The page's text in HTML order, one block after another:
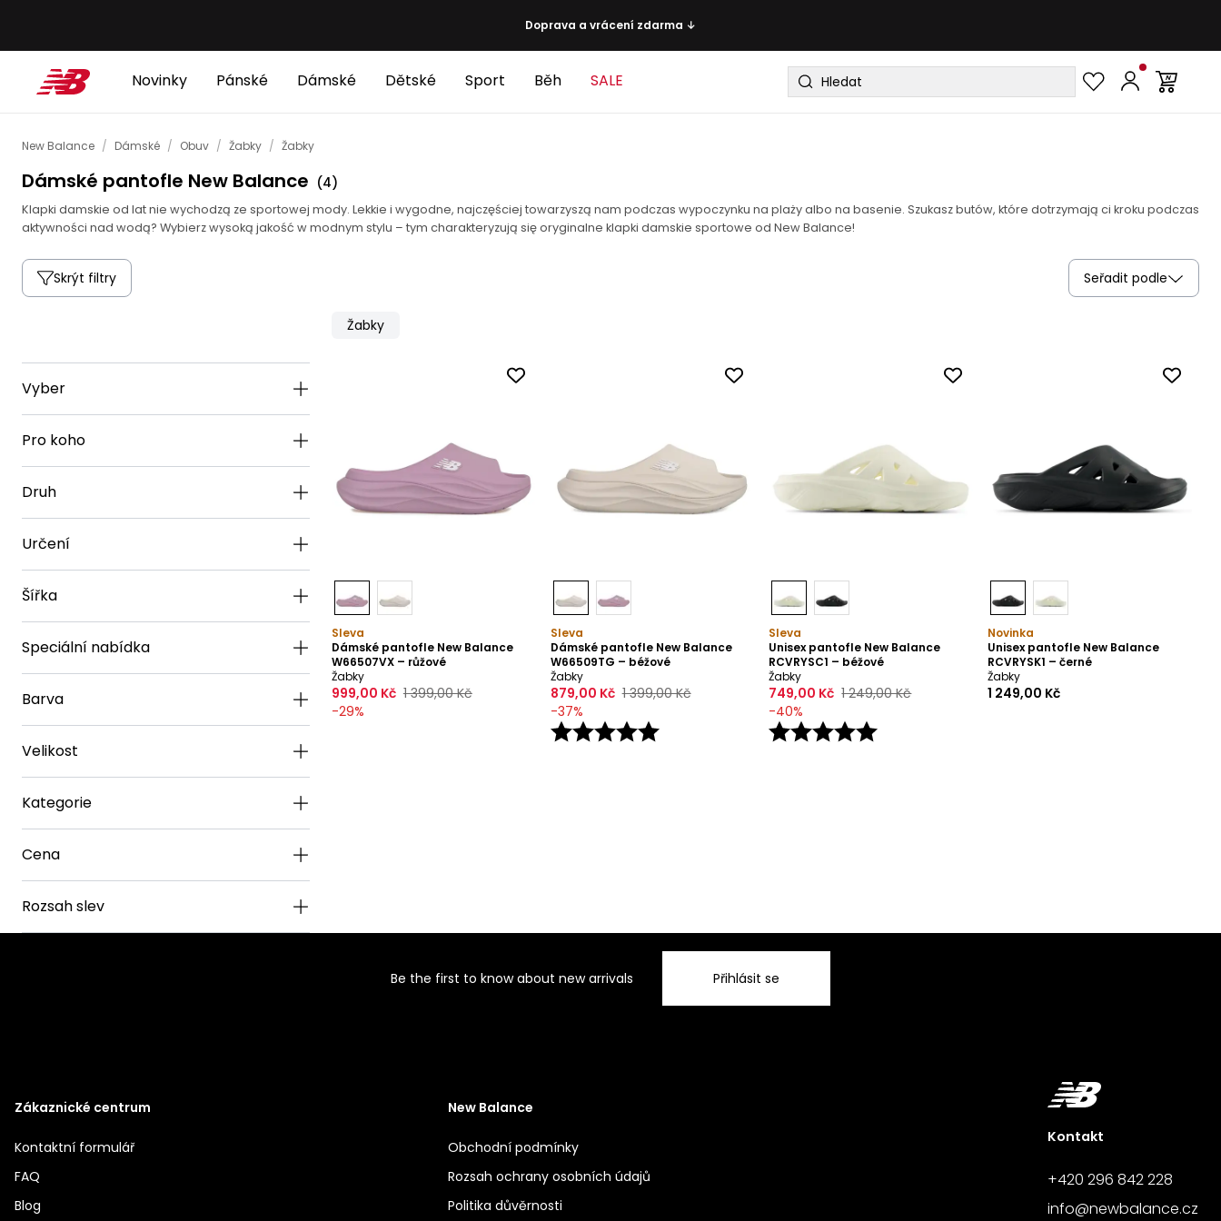
Doprava a vrácení zdarma ↓
Novinky Pánské Dámské Dětské Sport Běh SALE
New Balance / Dámské / Obuv / Žabky / Žabky
Dámské pantofle New Balance (4)
Klapki damskie od lat nie wychodzą ze sportowej mody. Lekkie i wygodne, najczęściej towarzyszą nam podczas wypoczynku na plaży albo na basenie. Szukasz butów, które dotrzymają ci kroku podczas
aktywności nad wodą? Wybierz wysoką jakość w modnym stylu – tym charakteryzują się oryginalne klapki damskie sportowe od New Balance!
Skrýt filtry Seřadit podle
Vyber
Pro koho
Druh
Určení
Šířka
Speciální nabídka
Barva
Velikost
Kategorie
Cena
Rozsah slev
Žabky
Sleva
Dámské pantofle New Balance
W66507VX – růžové
Žabky
999,00 Kč 1 399,00 Kč
-29%
Sleva
Dámské pantofle New Balance
W66509TG – béžové
Žabky
879,00 Kč 1 399,00 Kč
-37%
Sleva
Unisex pantofle New Balance
RCVRYSC1 – béžové
Žabky
749,00 Kč 1 249,00 Kč
-40%
Novinka
Unisex pantofle New Balance
RCVRYSK1 – černé
Žabky
1 249,00 Kč
Be the first to know about new arrivals Přihlásit se
Zákaznické centrum
Kontaktní formulář
FAQ
Blog
New Balance
Obchodní podmínky
Rozsah ochrany osobních údajů
Politika důvěrnosti
Kontakt
+420 296 842 228
info@newbalance.cz